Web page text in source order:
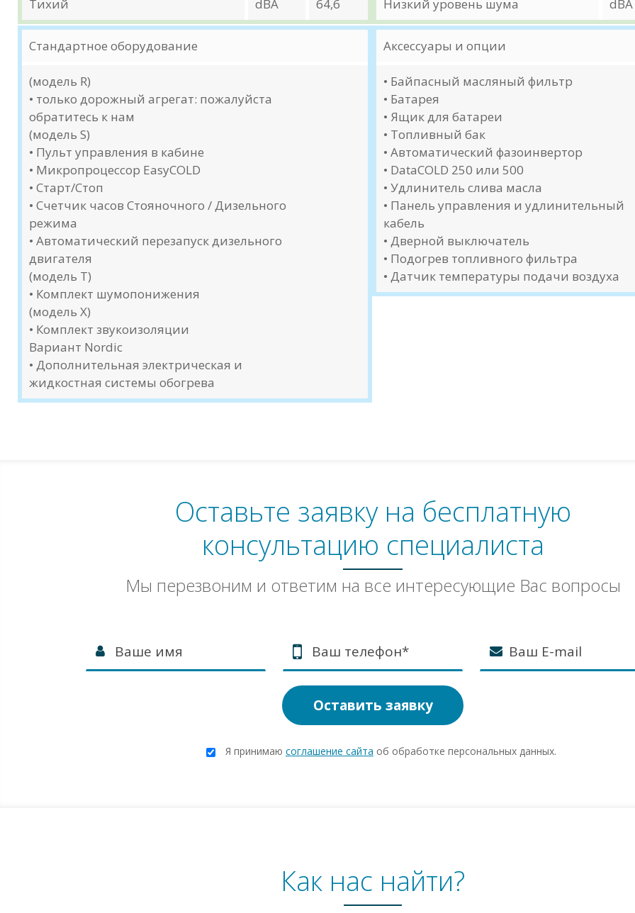
Тихий dBA 64,6 Низкий уровень шума dBA
Стандартное оборудование
(модель R)
• только дорожный агрегат: пожалуйста
обратитесь к нам
(модель S)
• Пульт управления в кабине
• Микропроцессор EasyCOLD
• Старт/Стоп
• Счетчик часов Стояночного / Дизельного
режима
• Автоматический перезапуск дизельного
двигателя
(модель T)
• Комплект шумопонижения
(модель X)
• Комплект звукоизоляции
Вариант Nordic
• Дополнительная электрическая и
жидкостная системы обогрева
Аксессуары и опции
• Байпасный масляный фильтр
• Батарея
• Ящик для батареи
• Топливный бак
• Автоматический фазоинвертор
• DataCOLD 250 или 500
• Удлинитель слива масла
• Панель управления и удлинительный
кабель
• Дверной выключатель
• Подогрев топливного фильтра
• Датчик температуры подачи воздуха
Оставьте заявку на бесплатную
консультацию специалиста
Мы перезвоним и ответим на все интересующие Вас вопросы
Оставить заявку
Я принимаю соглашение сайта об обработке персональных данных.
Как нас найти?